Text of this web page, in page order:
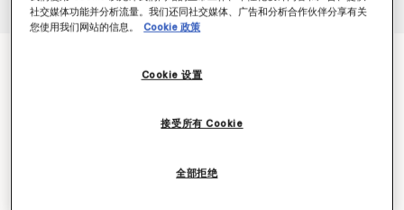
NT$4,560
社交媒体功能并分析流量。我们还同社交媒体、广告和分析合作伙伴分享有关
您使用我们网站的信息。
Cookie 政策
Cookie 设置
全部拒绝
接受所有 Cookie